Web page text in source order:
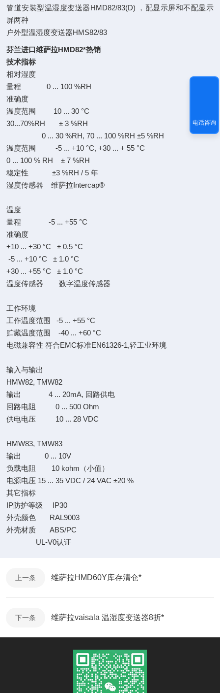
管道安装型温湿度变送器HMD82/83(D) ，配显示屏和不配显示
屏两种
户外型温湿度变送器HMS82/83
芬兰进口维萨拉HMD82*热销
技术指标
相对湿度
量程 0 ... 100 %RH
准确度
温度范围 10 ... 30 °C
30...70%RH ± 3 %RH
0 ... 30 %RH, 70 ... 100 %RH ±5 %RH
温度范围 -5 ... +10 °C, +30 ... + 55 °C
0 ... 100 % RH ± 7 %RH
稳定性 ±3 %RH / 5 年
湿度传感器 维萨拉Intercap®
温度
量程 -5 ... +55 °C
准确度
+10 ... +30 °C ± 0.5 °C
-5 ... +10 °C ± 1.0 °C
+30 ... +55 °C ± 1.0 °C
温度传感器 数字温度传感器
工作环境
工作温度范围 -5 ... +55 °C
贮藏温度范围 -40 ... +60 °C
电磁兼容性 符合EMC标准EN61326-1,轻工业环境
输入与输出
HMW82, TMW82
输出 4 ... 20mA, 回路供电
回路电阻 0 ... 500 Ohm
供电电压 10 ... 28 VDC
HMW83, TMW83
输出 0 ... 10V
负载电阻 10 kohm（小值）
电源电压 15 ... 35 VDC / 24 VAC ±20 %
其它指标
IP防护等级 IP30
外壳颜色 RAL9003
外壳材质 ABS/PC
UL-V0认证
上一条 维萨拉HMD60Y库存清仓*
下一条 维萨拉vaisala 温湿度变送器8折*
电话咨询